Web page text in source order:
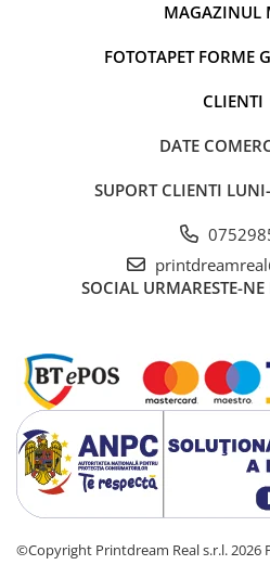
MAGAZINUL
FOTOTAPET FORME
CLIENTI
DATE
SUPORT CLIENTI
SOCIAL URMARESTE-
©Copyright Printdream Real s.r.l. 2026